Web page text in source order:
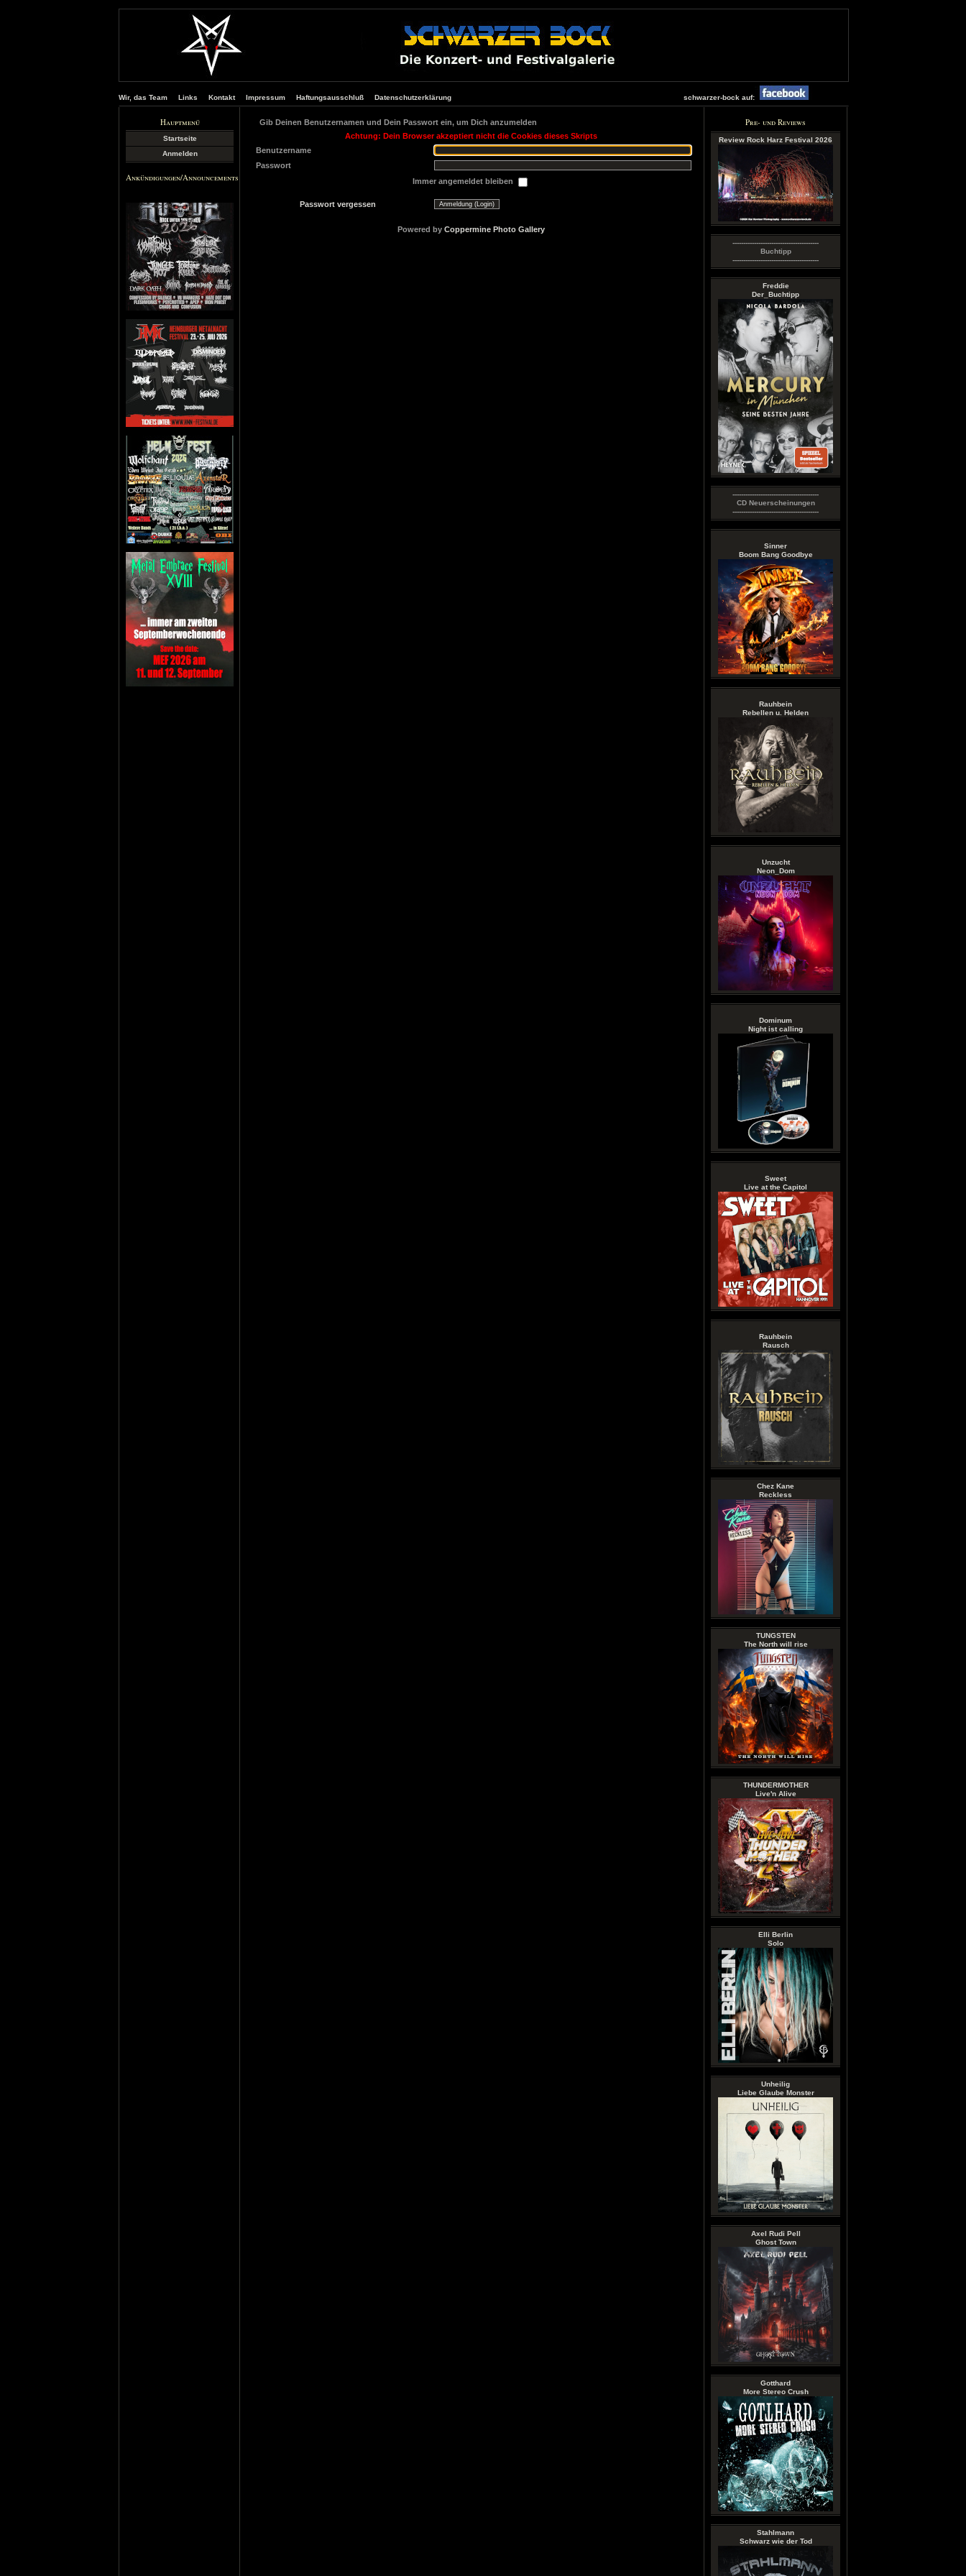
Wir, das Team Links Kontakt Impressum Haftungsausschluß Datenschutzerklärung schwarzer-bock auf:
Hauptmenü
Startseite
Anmelden
Ankündigungen/Announcements
Pre- und Reviews
Review Rock Harz Festival 2026
----------------------------------------
Buchtipp
----------------------------------------
Freddie
Der_Buchtipp
----------------------------------------
CD Neuerscheinungen
----------------------------------------
Sinner
Boom Bang Goodbye
Rauhbein
Rebellen u. Helden
Unzucht
Neon_Dom
Dominum
Night ist calling
Sweet
Live at the Capitol
Rauhbein
Rausch
Chez Kane
Reckless
TUNGSTEN
The North will rise
THUNDERMOTHER
Live'n Alive
Elli Berlin
Solo
Unheilig
Liebe Glaube Monster
Axel Rudi Pell
Ghost Town
Gotthard
More Stereo Crush
Stahlmann
Schwarz wie der Tod
Gib Deinen Benutzernamen und Dein Passwort ein, um Dich anzumelden
Achtung: Dein Browser akzeptiert nicht die Cookies dieses Skripts
Benutzername
Passwort
Immer angemeldet bleiben
Passwort vergessen
Powered by Coppermine Photo Gallery